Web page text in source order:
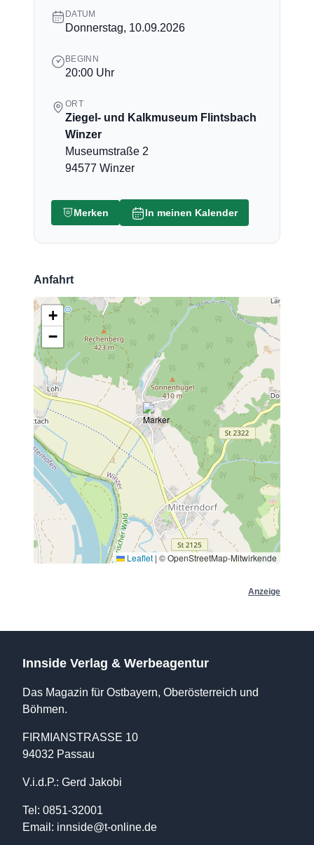
DATUM
Donnerstag, 10.09.2026
BEGINN
20:00 Uhr
ORT
Ziegel- und Kalkmuseum Flintsbach
Winzer
Museumstraße 2
94577 Winzer
Merken In meinen Kalender
Anfahrt
+
−
Leaflet | © OpenStreetMap-Mitwirkende
Anzeige
Innside Verlag & Werbeagentur
Das Magazin für Ostbayern, Oberösterreich und
Böhmen.
FIRMIANSTRASSE 10
94032 Passau
V.i.d.P.: Gerd Jakobi
Tel: 0851-32001
Email: innside@t-online.de